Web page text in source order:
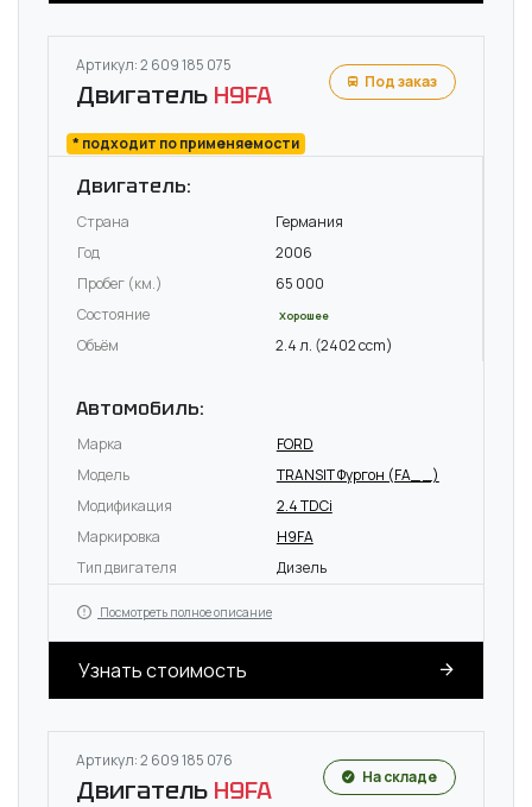
Артикул: 2 609 185 075
Двигатель H9FA
* подходит по применяемости
Под заказ
Двигатель:
Страна
Германия
Год
2006
Пробег (км.)
65 000
Состояние
Хорошее
Объём 2.4 л. (2402 ccm)
Автомобиль:
Марка
FORD
Модель
TRANSIT Фургон (FA_ _)
Модификация
2.4 TDCi
Маркировка
H9FA
Тип двигателя
Дизель
Посмотреть полное описание
Узнать стоимость
Артикул: 2 609 185 076
Двигатель H9FA На складе